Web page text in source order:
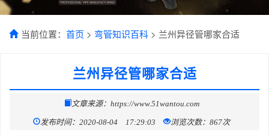
当前位置： 首页 > 弯管知识百科 > 兰州异径管哪家合适
兰州异径管哪家合适
文章来源：https://www.51wantou.com
发布时间：2020-08-04 17:29:03 浏览次数：867次